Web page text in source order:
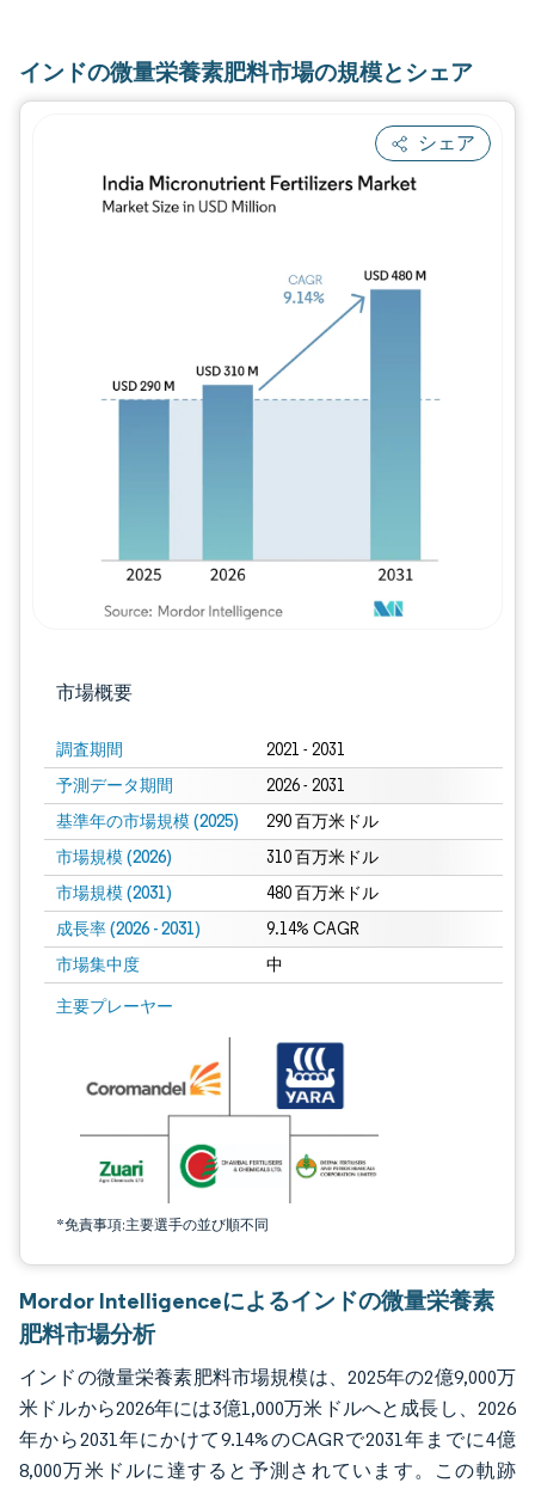
インドの微量栄養素肥料市場の規模とシェア
シェア
市場概要
調査期間 2021 - 2031
予測データ期間 2026 - 2031
基準年の市場規模 (2025) 290 百万米ドル
市場規模 (2026) 310 百万米ドル
市場規模 (2031) 480 百万米ドル
成長率 (2026 - 2031) 9.14% CAGR
市場集中度 中
主要プレーヤー
*免責事項:主要選手の並び順不同
画像 © Mordor Intelligence。再利用にはCC BY 4.0の表示が必要です。
Mordor Intelligenceによるインドの微量栄養素
肥料市場分析
インドの微量栄養素肥料市場規模は、2025年の2億9,000万
米ドルから2026年には3億1,000万米ドルへと成長し、2026
年から2031年にかけて9.14%のCAGRで2031年までに4億
8,000万米ドルに達すると予測されています。この軌跡